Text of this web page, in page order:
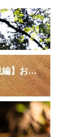
2026年9月6日開催 基礎講座【実践編】お申し込み受付中